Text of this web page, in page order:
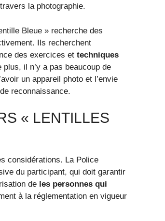
la photographie.
Bleue » recherche des
Ils recherchent
des exercices et techniques
plus, il n’y a pas beaucoup de
un appareil photo et l’envie
reconnaissance.
« LENTILLES
considérations. La Police
du participant, qui doit garantir
de les personnes qui
à la réglementation en vigueur